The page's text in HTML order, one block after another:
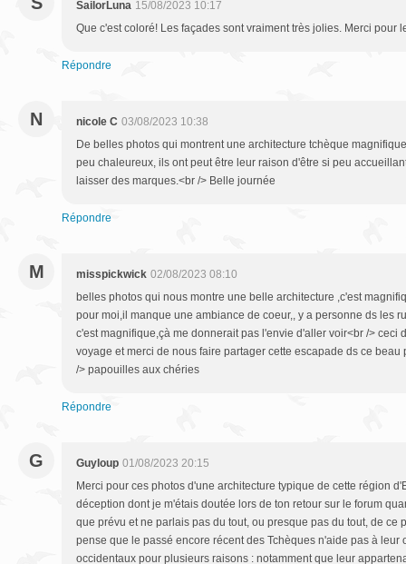
SailorLuna 15/08/2023 10:17
Que c'est coloré! Les façades sont vraiment très jolies. Merci pour
Répondre
N nicole C 03/08/2023 10:38
De belles photos qui montrent une architecture tchèque
peu chaleureux, ils ont peut être leur raison d'être si peu
laisser des marques.<br /> Belle journée
Répondre
M misspickwick 02/08/2023 08:10
belles photos qui nous montre une belle architecture ,c'est
pour moi,il manque une ambiance de coeur,, y a personne ds les
c'est magnifique,çà me donnerait pas l'envie d'aller voir<br /> ceci
voyage et merci de nous faire partager cette escapade ds ce beau
/> papouilles aux chéries
Répondre
G Guyloup 01/08/2023 20:15
Merci pour ces photos d'une architecture typique de cette région
déception dont je m'étais doutée lors de ton retour sur le forum
que prévu et ne parlais pas du tout, ou presque pas du tout, de ce
pense que le passé encore récent des Tchèques n'aide pas à leur
occidentaux pour plusieurs raisons : notamment que leur